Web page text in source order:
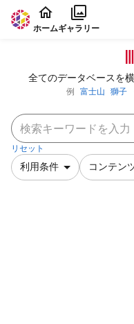
本文に飛ぶ
ホームギャラリー
全てのデータベースを
例 富士山 獅子
リセット
利用条件 コンテン